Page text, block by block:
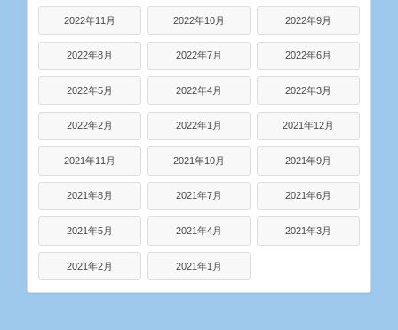
2022年11月 2022年10月 2022年9月
2022年8月 2022年7月 2022年6月
2022年5月 2022年4月 2022年3月
2022年2月 2022年1月 2021年12月
2021年11月 2021年10月 2021年9月
2021年8月 2021年7月 2021年6月
2021年5月 2021年4月 2021年3月
2021年2月 2021年1月